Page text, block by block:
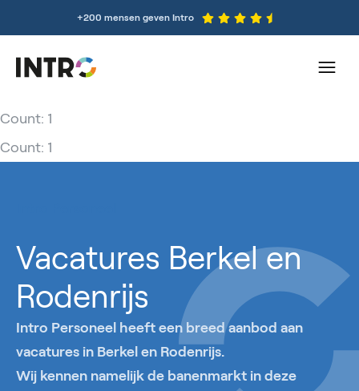
Count: 1
Count: 1
+200 mensen geven Intro
Vacatures Berkel en
Rodenrijs
Intro Personeel heeft een breed aanbod aan
vacatures in Berkel en Rodenrijs.
Wij kennen namelijk de banenmarkt in deze